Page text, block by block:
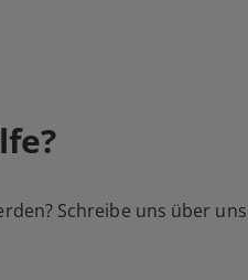
Schreibe uns über